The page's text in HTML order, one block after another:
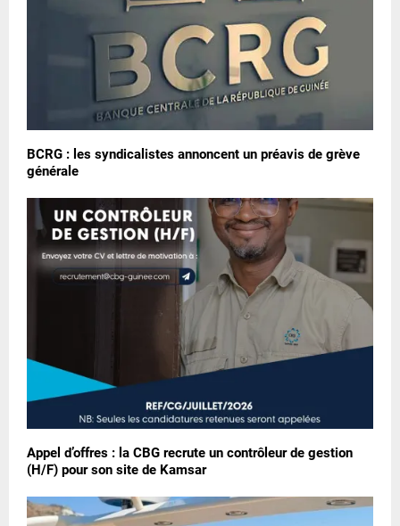
BCRG : les syndicalistes annoncent un préavis de grève
générale
Appel d’offres : la CBG recrute un contrôleur de gestion
(H/F) pour son site de Kamsar